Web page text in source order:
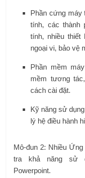
Phần cứng máy
tính, các thành
tính, nhiều
ngoại vi, bảo vệ
Phần mềm
mềm tương
cách cài đặt.
Kỹ năng sử
lý hệ điều hành
Mô-đun 2: Nhiều
tra khả năng sử
Powerpoint.